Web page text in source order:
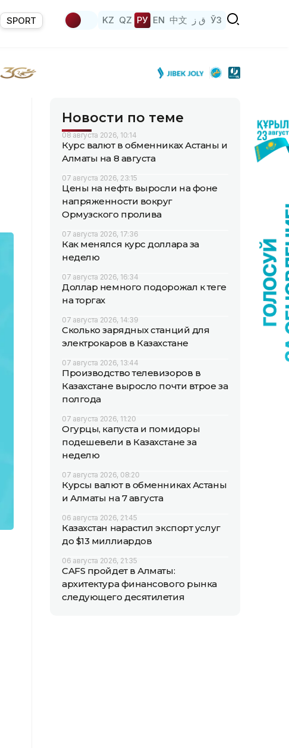
SPORT KZ QZ РУ EN 中文 ق ز ЎЗ
Новости по теме
08 августа 2026, 10:14
Курс валют в обменниках Астаны и
Алматы на 8 августа
07 августа 2026, 23:15
Цены на нефть выросли на фоне
напряженности вокруг
Ормузского пролива
07 августа 2026, 17:36
Как менялся курс доллара за
неделю
07 августа 2026, 16:34
Доллар немного подорожал к теңге
на торгах
07 августа 2026, 14:39
Сколько зарядных станций для
электрокаров в Казахстане
07 августа 2026, 13:44
Производство телевизоров в
Казахстане выросло почти втрое за
полгода
07 августа 2026, 11:20
Огурцы, капуста и помидоры
подешевели в Казахстане за
неделю
07 августа 2026, 08:20
Курсы валют в обменниках Астаны
и Алматы на 7 августа
06 августа 2026, 21:45
Казахстан нарастил экспорт услуг
до $13 миллиардов
06 августа 2026, 21:35
CAFS пройдет в Алматы:
архитектура финансового рынка
следующего десятилетия